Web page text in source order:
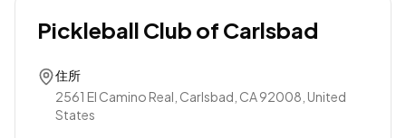
Pickleball Club of Carlsbad
住所
2561 El Camino Real, Carlsbad, CA 92008, United
States